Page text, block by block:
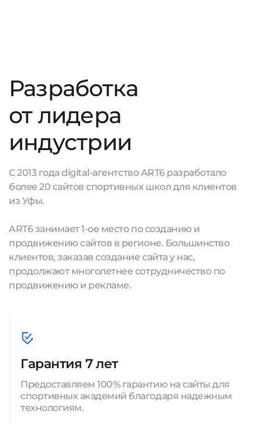
Разработка
от лидера
индустрии
С 2013 года digital-агентство ART6 разработало
более 20 сайтов спортивных школ для клиентов
из Уфы.
ART6 занимает 1-ое место по созданию и
продвижению сайтов в регионе. Большинство
клиентов, заказав создание сайта у нас,
продолжают многолетнее сотрудничество по
продвижению и рекламе.
Гарантия 7 лет
Предоставляем 100% гарантию на сайты для
спортивных академий благодаря надежным
технологиям.